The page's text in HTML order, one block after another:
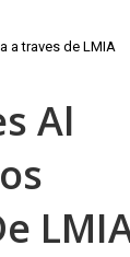
a traves de LMIA
Al